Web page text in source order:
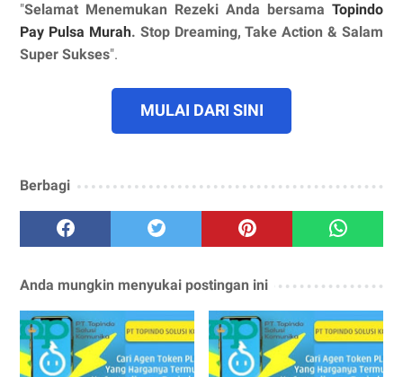
"Selamat Menemukan Rezeki Anda bersama Topindo
Pay Pulsa Murah. Stop Dreaming, Take Action & Salam
Super Sukses".
MULAI DARI SINI
Berbagi
Anda mungkin menyukai postingan ini